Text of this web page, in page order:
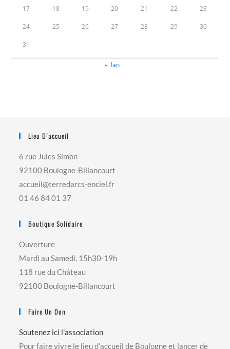
17 18 19 20 21 22 23
24 25 26 27 28 29 30
31
« Jan
Lieu D’accueil
6 rue Jules Simon
92100 Boulogne-Billancourt
accueil@terredarcs-enciel.fr
01 46 84 01 37
Boutique Solidaire
Ouverture
Mardi au Samedi, 15h30-19h
118 rue du Château
92100 Boulogne-Billancourt
Faire Un Don
Soutenez ici l'association
Pour faire vivre le lieu d'accueil de Boulogne et lancer de